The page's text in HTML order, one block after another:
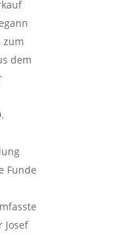
zum
dem
Funde
Josef